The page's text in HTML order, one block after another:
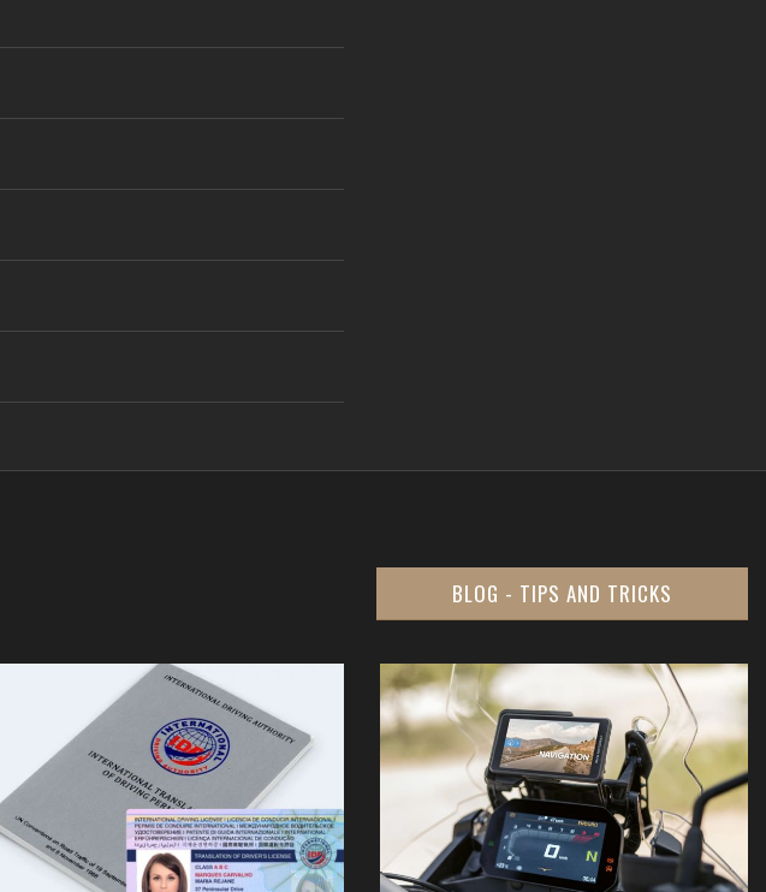
BLOG - TIPS AND TRICKS